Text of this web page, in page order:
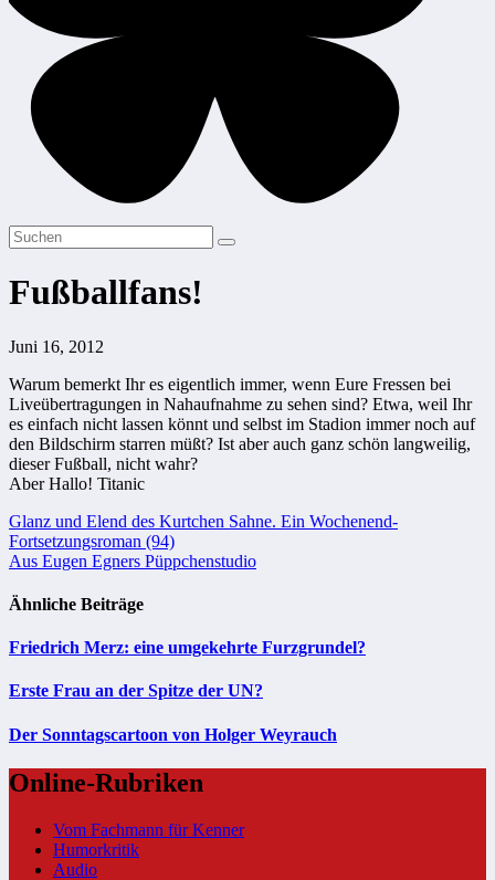
Fußballfans!
Juni 16, 2012
Warum bemerkt Ihr es eigentlich immer, wenn Eure Fressen bei
Liveübertragungen in Nahaufnahme zu sehen sind? Etwa, weil Ihr
es einfach nicht lassen könnt und selbst im Stadion immer noch auf
den Bildschirm starren müßt? Ist aber auch ganz schön langweilig,
dieser Fußball, nicht wahr?
Aber Hallo! Titanic
Beitragsnavigation
Glanz und Elend des Kurtchen Sahne. Ein Wochenend-
Fortsetzungsroman (94)
Aus Eugen Egners Püppchenstudio
Ähnliche Beiträge
Friedrich Merz: eine umgekehrte Furzgrundel?
Erste Frau an der Spitze der UN?
Der Sonntagscartoon von Holger Weyrauch
Online-Rubriken
Vom Fachmann für Kenner
Humorkritik
Audio